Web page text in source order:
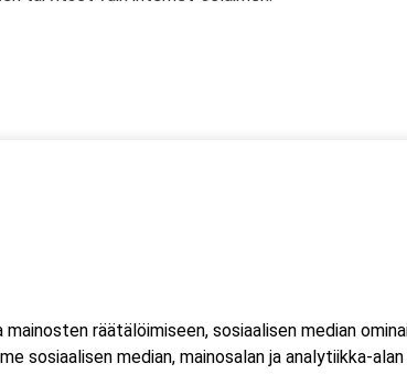
on voimassa Suomen lisäksi myös
2023, jonka seurauksena Suomessa
räätälöimiseen, sosiaalisen median
sosiaalisen median, mainosalan ja analytiikka-